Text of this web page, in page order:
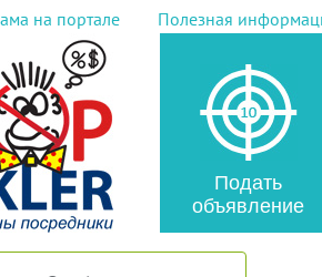
на портале Полезная
Подать
объявление